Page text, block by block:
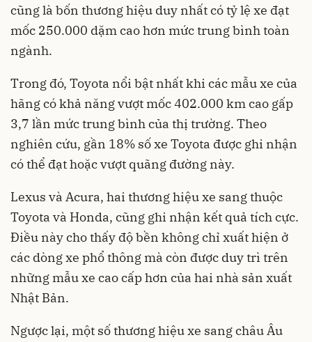
cũng là bốn thương hiệu duy nhất có tỷ lệ xe đạt
mốc 250.000 dặm cao hơn mức trung bình toàn
ngành.
Trong đó, Toyota nổi bật nhất khi các mẫu xe của
hãng có khả năng vượt mốc 402.000 km cao gấp
3,7 lần mức trung bình của thị trường. Theo
nghiên cứu, gần 18% số xe Toyota được ghi nhận
có thể đạt hoặc vượt quãng đường này.
Lexus và Acura, hai thương hiệu xe sang thuộc
Toyota và Honda, cũng ghi nhận kết quả tích cực.
Điều này cho thấy độ bền không chỉ xuất hiện ở
các dòng xe phổ thông mà còn được duy trì trên
những mẫu xe cao cấp hơn của hai nhà sản xuất
Nhật Bản.
Ngược lại, một số thương hiệu xe sang châu Âu